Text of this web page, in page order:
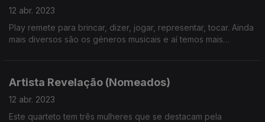
12 abr. 2023
Play remete para brincar, dizer, jogar, representar, tocar. Ainda
mais diversos são os géneros musicais e aí temos mais
Artista Revelação (Nomeados)
12 abr. 2023
Este quarteto tem três mulheres que se destacam pela